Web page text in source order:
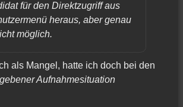
für den Direktzugriff aus
heraus, aber genau
möglich.
als Mangel, hatte ich doch bei den
Aufnahmesituation